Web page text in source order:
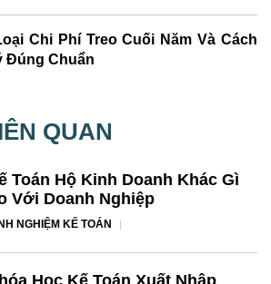
Chi Phí Treo Cuối Năm Và Cách
Đúng Chuẩn
QUAN
Toán Hộ Kinh Doanh Khác Gì
Với Doanh Nghiệp
NGHIỆM KẾ TOÁN
Học Kế Toán Xuất Nhập